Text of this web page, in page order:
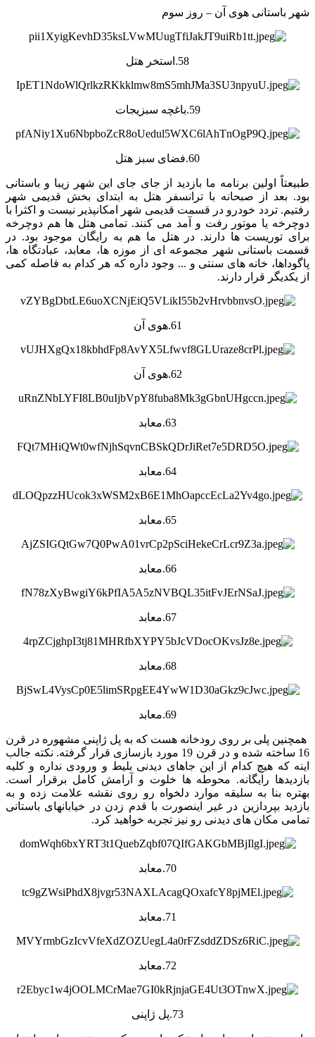
شهر باستانی هوی آن – روز سوم
58.استخر هتل
59.باغچه سبزیجات
60.فضای سبز هتل
طبیعتاً اولین برنامه ما بازدید از جای جای این شهر زیبا و باستانی
بود. بعد از صبحانه با ترانسفر هتل به ابتدای بخش قدیمی شهر
رفتیم. تردد خودرو در قسمت قدیمی شهر امکانپذیر نیست و اکثرا با
دوچرخه یا موتور رفت و آمد می کنند. تمامی هتل ها هم دوچرخه
برای توریست ها دارند. در هتل ما هم به رایگان موجود بود. در
قسمت باستانی شهر مجموعه ای از موزه ها، معابد، عبادتگاه ها،
پاگوداها، خانه های سنتی و ... وجود داره که هر کدام به فاصله کمی
از یکدیگر قرار دارند.
61.هوی آن
62.هوی آن
63.معابد
64.معابد
65.معابد
66.معابد
67.معابد
68.معابد
69.معابد
همچنین پلی بر روی رودخانه هست که به پل ژاپنی مشهوره در قرن
16 ساخته شده و در قرن 19 مورد بازسازی قرار گرفته. نکته جالب
اینه که هیچ کدام از این جاهای دیدنی بلیط و ورودی نداره و کلیه
بازدیدها رایگانه. محوطه ها خلوت و آرامش کامل برقرار است.
بهتره بنا به سلیقه موارد دلخواه رو روی نقشه علامت زده و به
بازدید بپردازین در غیر اینصورت با قدم زدن در خیابانهای باستانی
تمامی مکان های دیدنی رو نیز تجربه خواهید کرد.
70.معابد
71.معابد
72.معابد
73.پل ژاپنی